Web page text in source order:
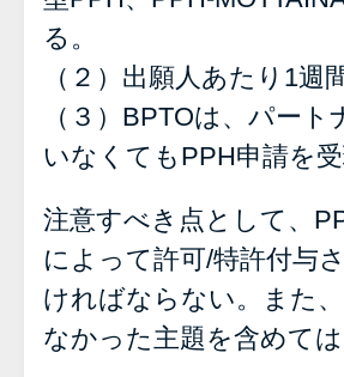
る。
（２）出願人あたり1
（３）BPTOは、パー
いなくてもPPH申請を受
注意すべき点として、
によって許可/特許付与
ければならない。また
なかった主題を含めては